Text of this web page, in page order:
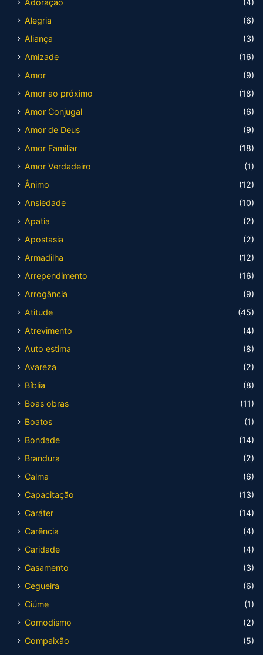
Adoração
(4)
Alegria
(6)
Aliança
(3)
Amizade
(16)
Amor
(9)
Amor ao próximo
(18)
Amor Conjugal
(6)
Amor de Deus
(9)
Amor Familiar
(18)
Amor Verdadeiro
(1)
Ânimo
(12)
Ansiedade
(10)
Apatia
(2)
Apostasia
(2)
Armadilha
(12)
Arrependimento
(16)
Arrogância
(9)
Atitude
(45)
Atrevimento
(4)
Auto estima
(8)
Avareza
(2)
Bíblia
(8)
Boas obras
(11)
Boatos
(1)
Bondade
(14)
Brandura
(2)
Calma
(6)
Capacitação
(13)
Caráter
(14)
Carência
(4)
Caridade
(4)
Casamento
(3)
Cegueira
(6)
Ciúme
(1)
Comodismo
(2)
Compaixão
(5)